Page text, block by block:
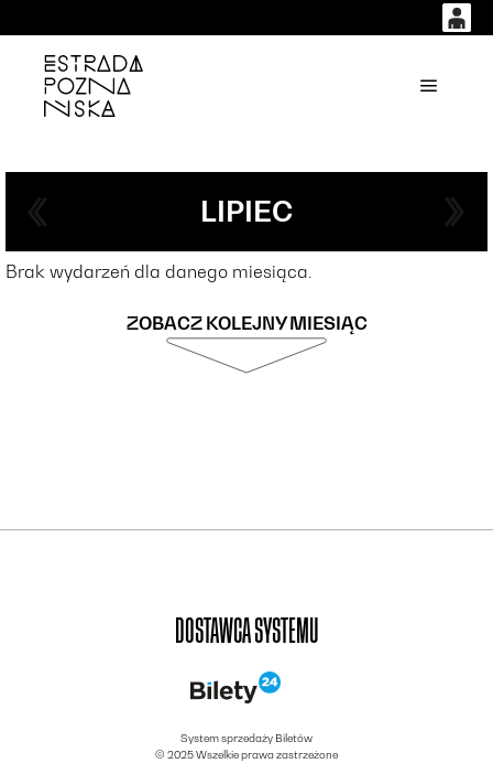
0,00
LIPIEC
Brak wydarzeń dla danego miesiąca.
ZOBACZ KOLEJNY MIESIĄC
DOSTAWCA SYSTEMU
System sprzedaży Biletów
© 2025 Wszelkie prawa zastrzeżone